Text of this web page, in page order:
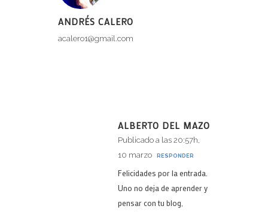
ANDRÉS CALERO
acalero1@gmail.com
ALBERTO DEL MAZO
Publicado a las 20:57h,
10 marzo
RESPONDER
Felicidades por la entrada.
Uno no deja de aprender y
pensar con tu blog,